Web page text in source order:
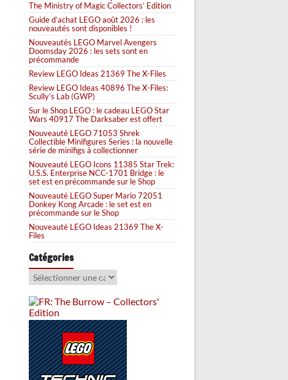
The Ministry of Magic Collectors’ Edition
Guide d’achat LEGO août 2026 : les
nouveautés sont disponibles !
Nouveautés LEGO Marvel Avengers
Doomsday 2026 : les sets sont en
précommande
Review LEGO Ideas 21369 The X-Files
Review LEGO Ideas 40896 The X-Files:
Scully’s Lab (GWP)
Sur le Shop LEGO : le cadeau LEGO Star
Wars 40917 The Darksaber est offert
Nouveauté LEGO 71053 Shrek
Collectible Minifigures Series : la nouvelle
série de minifigs à collectionner
Nouveauté LEGO Icons 11385 Star Trek:
U.S.S. Enterprise NCC-1701 Bridge : le
set est en précommande sur le Shop
Nouveauté LEGO Super Mario 72051
Donkey Kong Arcade : le set est en
précommande sur le Shop
Nouveauté LEGO Ideas 21369 The X-
Files
Catégories
Catégories